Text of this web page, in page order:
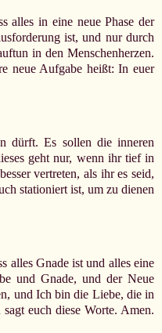
alles in eine neue Phase der
ist, und nur durch
in den Menschenherzen.
neue Aufgabe heißt: In euer
dürft. Es sollen die inneren
geht nur, wenn ihr tief in
vertreten, als ihr es seid,
stationiert ist, um zu dienen
alles Gnade ist und alles eine
und Gnade, und der Neue
und Ich bin die Liebe, die in
euch diese Worte. Amen.